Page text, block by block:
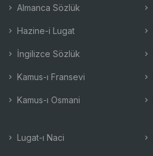
Almanca Sözlük
Hazine-i Lugat
İngilizce Sözlük
Kamus-ı Fransevi
Kamus-ı Osmani
Lugat-ı Naci